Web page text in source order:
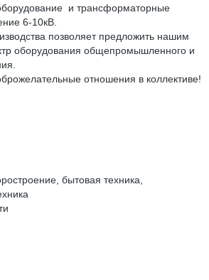
и трансформаторные
6-10кВ.
позволяет предложить нашим
оборудования общепромышленного и
отношения в коллективе!
бытовая техника,